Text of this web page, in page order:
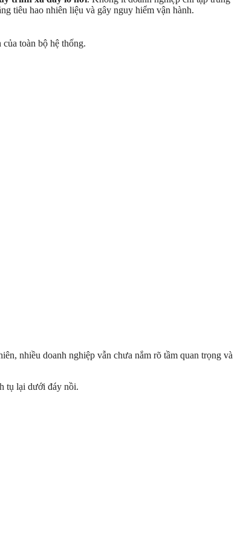
tiêu hao nhiên liệu và gây nguy hiểm vận hành.
toàn bộ hệ thống.
nhiều doanh nghiệp vẫn chưa nắm rõ tầm quan trọng và
tụ lại dưới đáy nồi.